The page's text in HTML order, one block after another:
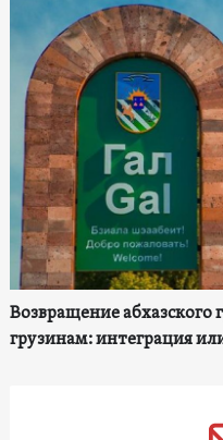
Возвращение
грузинам: интеграция